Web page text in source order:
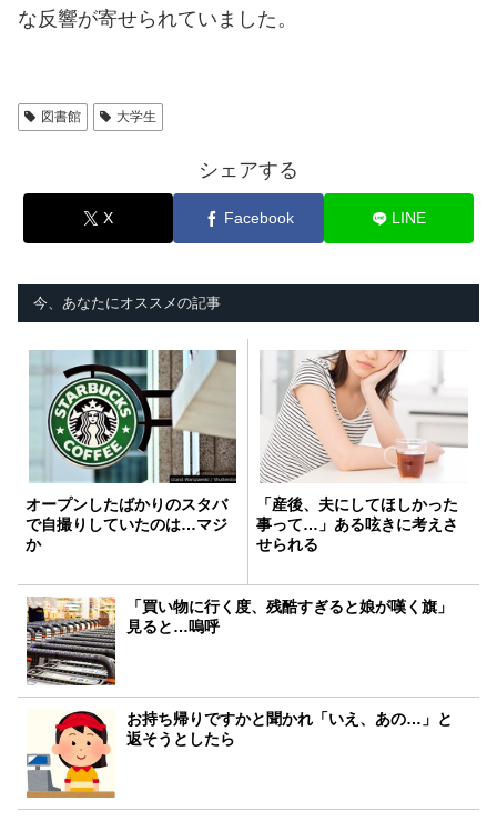
な反響が寄せられていました。
図書館 大学生
シェアする
X Facebook LINE
今、あなたにオススメの記事
オープンしたばかりのスタバ
で自撮りしていたのは…マジ
か
「産後、夫にしてほしかった
事って…」ある呟きに考えさ
せられる
「買い物に行く度、残酷すぎると娘が嘆く旗」
見ると…嗚呼
お持ち帰りですかと聞かれ「いえ、あの…」と
返そうとしたら